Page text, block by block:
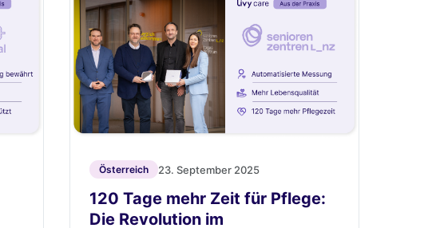
Österreich 23. September 2025
120 Tage mehr Zeit für Pflege:
Die Revolution im